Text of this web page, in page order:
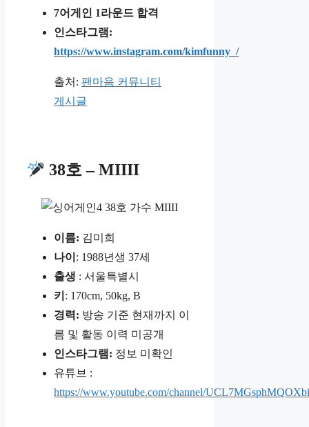
7어게인 1라운드 합격
인스타그램:
https://www.instagram.com/kimfunny_/
출처: 팬마음 커뮤니티
게시글
38호 – MIIII
이름: 김미희
나이 : 1988년생 37세
출생 : 서울특별시
키 : 170cm, 50kg, B
경력: 방송 기준 현재까지 이
름 및 활동 이력 미공개
인스타그램: 정보 미확인
유튜브 :
https://www.youtube.com/channel/